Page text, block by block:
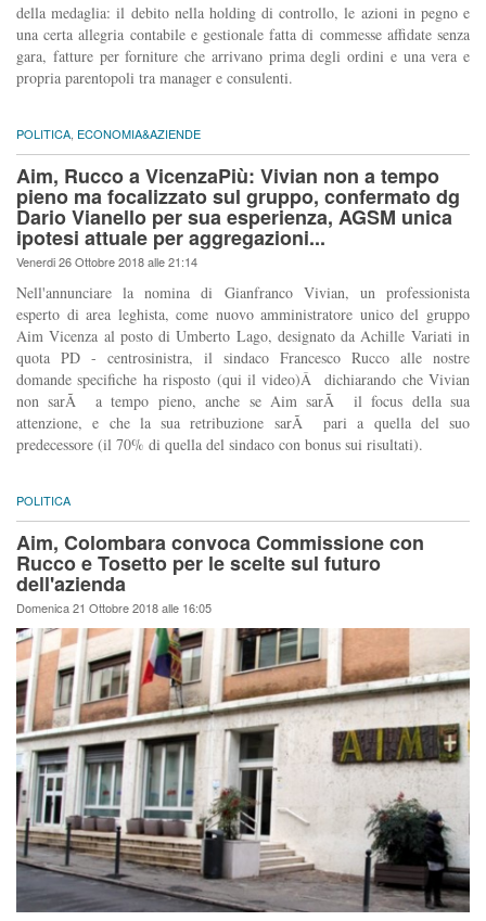
della medaglia: il debito nella holding di controllo, le azioni in pegno e
una certa allegria contabile e gestionale fatta di commesse affidate senza
gara, fatture per forniture che arrivano prima degli ordini e una vera e
propria parentopoli tra manager e consulenti.
POLITICA ECONOMIA&AZIENDE
Aim, Rucco a VicenzaPiù: Vivian non a tempo
pieno ma focalizzato sul gruppo, confermato dg
Dario Vianello per sua esperienza, AGSM unica
ipotesi attuale per aggregazioni...
Venerdi 26 Ottobre 2018 alle 21:14
Nell'annunciare la nomina di Gianfranco Vivian, un professionista
esperto di area leghista, come nuovo amministratore unico del gruppo
Aim Vicenza al posto di Umberto Lago, designato da Achille Variati in
quota PD - centrosinistra, il sindaco Francesco Rucco alle nostre
domande specifiche ha risposto (qui il video)Â dichiarando che Vivian
non sarÃ a tempo pieno, anche se Aim sarÃ il focus della sua
attenzione, e che la sua retribuzione sarÃ pari a quella del suo
predecessore (il 70% di quella del sindaco con bonus sui risultati).
POLITICA
Aim, Colombara convoca Commissione con
Rucco e Tosetto per le scelte sul futuro
dell'azienda
Domenica 21 Ottobre 2018 alle 16:05